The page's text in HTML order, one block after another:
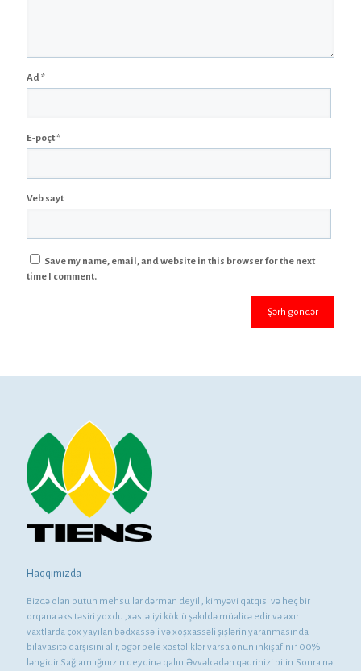
Ad*
E-poçt*
Veb sayt
Save my name, email, and website in this browser for the next
time I comment.
Haqqımızda
Bizdə olan butun mehsullar dərman deyil , kimyəvi qatqısı və heç bir
orqana əks təsiri yoxdu ,xəstəliyi köklü şəkıldə müalicə edir və axır
vaxtlarda çox yayılan bədxassəli və xoşxassəli şışlərin yaranmasında
bilavasitə qarşısını alır, əgər bele xəstəliklər varsa onun inkişafını 100%
ləngidir.Sağlamlığınızın qeydinə qalın.Əvvəlcədən qədrinizi bilin.Sonra nə